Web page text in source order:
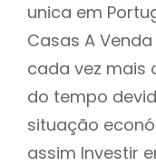
unica em
Casas A
cada vez mais
do tempo
situação
assim Investir